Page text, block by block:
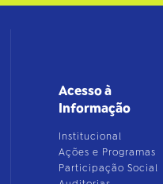
Acesso à
Informação
Institucional
Ações e Programas
Participação Social